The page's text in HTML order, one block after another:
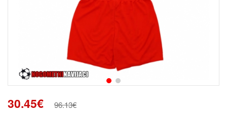
30.45€ 96.13€